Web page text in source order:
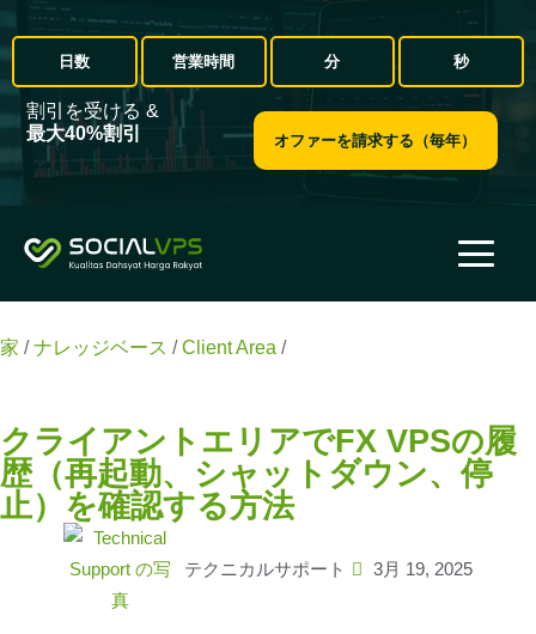
日数 営業時間 分 秒
割引を受ける &
最大40%割引
オファーを請求する（毎年）
家 / ナレッジベース / Client Area /クライアントエリアでFX
クライアントエリアでFX VPSの履
歴（再起動、シャットダウン、停
止）を確認する方法
テクニカルサポート 3月 19, 2025